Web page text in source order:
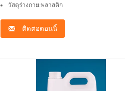
วัสดุร่างกาย:พลาสติก
ติดต่อตอนนี้